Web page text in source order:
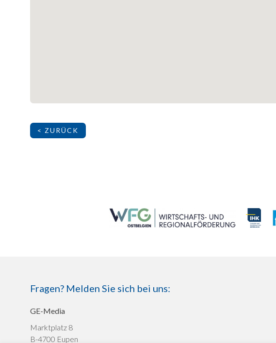
< ZURÜCK
Fragen? Melden Sie sich bei uns:
GE-Media
Marktplatz 8
B-4700 Eupen